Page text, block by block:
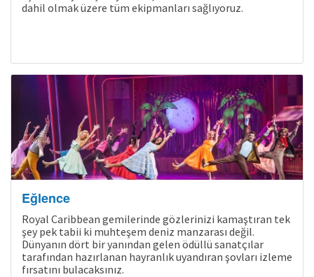
dahil olmak üzere tüm ekipmanları sağlıyoruz.
Eğlence
Royal Caribbean gemilerinde gözlerinizi kamaştıran tek
şey pek tabii ki muhteşem deniz manzarası değil.
Dünyanın dört bir yanından gelen ödüllü sanatçılar
tarafından hazırlanan hayranlık uyandıran şovları izleme
fırsatını bulacaksınız.